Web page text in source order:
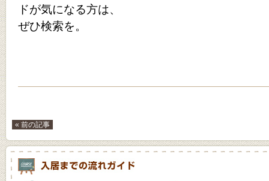
ドが気になる方は、
ぜひ検索を。
« 前の記事